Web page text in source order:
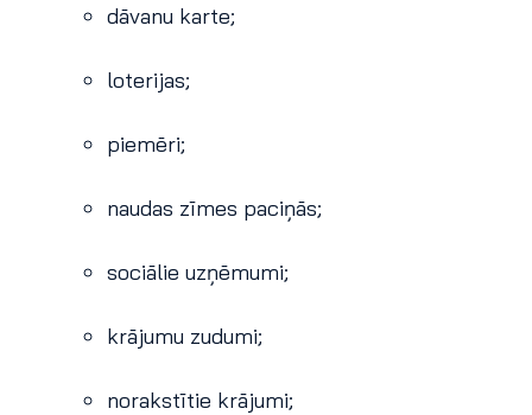
dāvanu karte;
loterijas;
piemēri;
naudas zīmes paciņās;
sociālie uzņēmumi;
krājumu zudumi;
norakstītie krājumi;